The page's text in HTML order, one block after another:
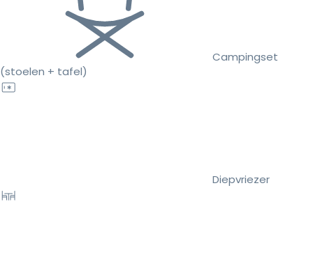
Campingset
(stoelen + tafel)
Diepvriezer